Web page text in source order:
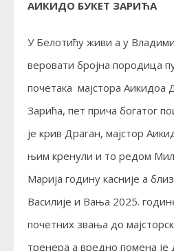
АИКИДО БУКЕТ ЗАРИЋА
У Белотићу живи а у
веровати бројна породица
почетака мајстора Аикидоа
Зарића, пет прича богатог
је крив Драган, мајстор
њим кренули и то редом
Марија годину касније а
Василије и Вања 2025.
почетних звања до
тренера а вредно помена је